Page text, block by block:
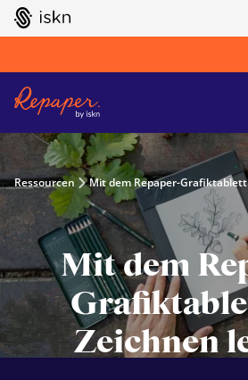
GO TO ISKN HOME
Ressourcen Mit dem Repaper-
Mit dem
Zeichnen